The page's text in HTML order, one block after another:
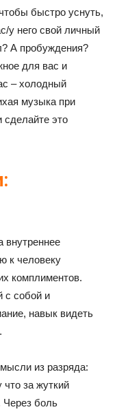
быстро уснуть,
у него свой личный
А пробуждения?
для вас и
– холодный
музыка при
сделайте это
внутреннее
к человеку
комплиментов.
с собой и
навык видеть
из разряда:
за жуткий
Через боль